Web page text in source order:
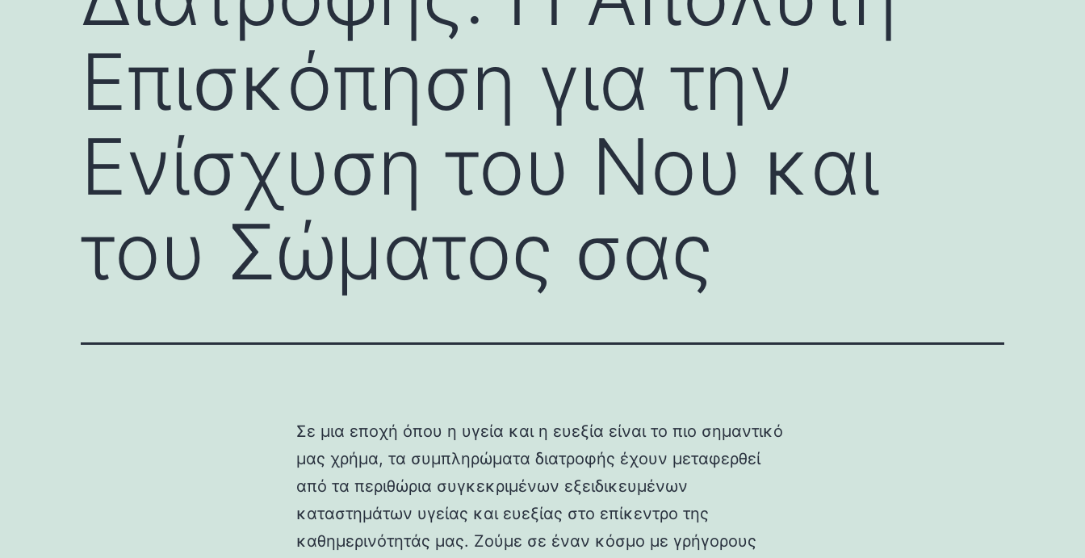
Επισκόπηση για την
Ενίσχυση του Νου και
του Σώματος σας
Σε μια εποχή όπου η υγεία και η ευεξία είναι το πιο σημαντικό
μας χρήμα, τα συμπληρώματα διατροφής έχουν μεταφερθεί
από τα περιθώρια συγκεκριμένων εξειδικευμένων
καταστημάτων υγείας και ευεξίας στο επίκεντρο της
καθημερινότητάς μας. Ζούμε σε έναν κόσμο με γρήγορους